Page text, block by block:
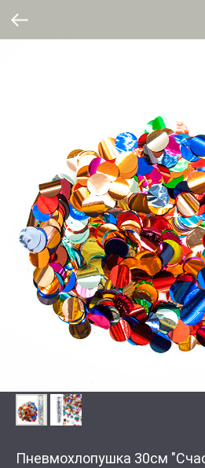
Пневмохлопушка 30см